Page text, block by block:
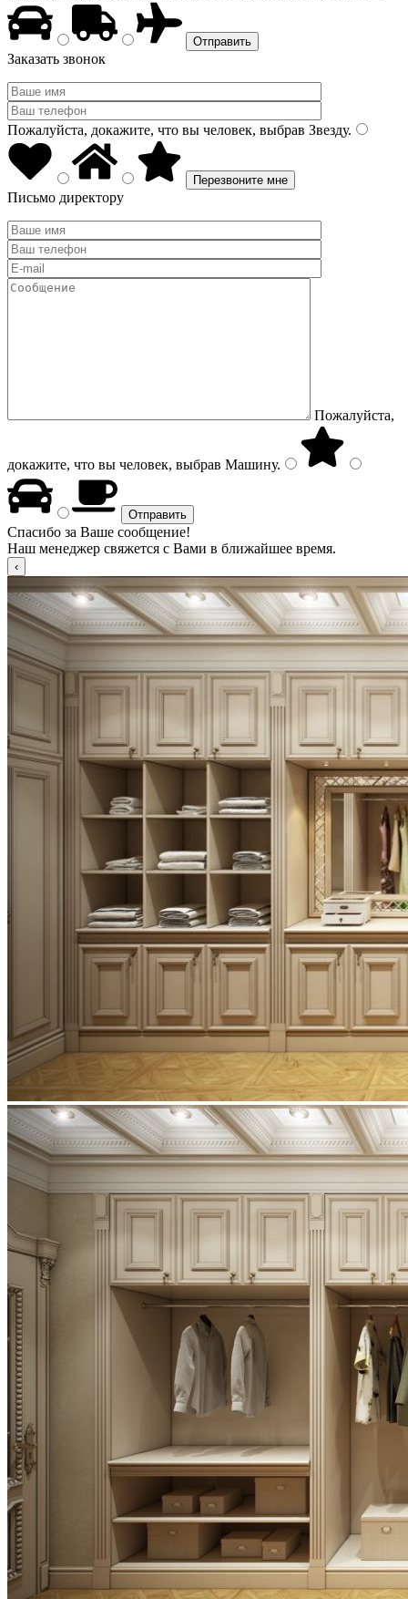
Заказать звонок
Пожалуйста, докажите, что вы человек, выбрав Звезду.
Письмо директору
Пожалуйста,
докажите, что вы человек, выбрав Машину.
Спасибо за Ваше сообщение!
Наш менеджер свяжется с Вами в ближайшее время.